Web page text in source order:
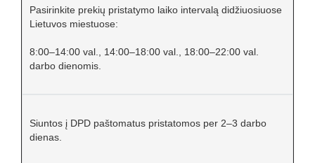
Pasirinkite prekių pristatymo laiko intervalą didžiuosiuose
Lietuvos miestuose:
8:00–14:00 val., 14:00–18:00 val., 18:00–22:00 val.
darbo dienomis.
Siuntos į DPD paštomatus pristatomos per 2–3 darbo
dienas.